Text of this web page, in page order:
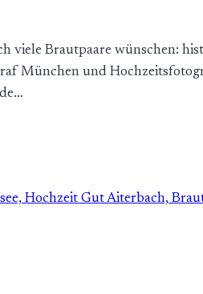
viele Brautpaare wünschen:
München und